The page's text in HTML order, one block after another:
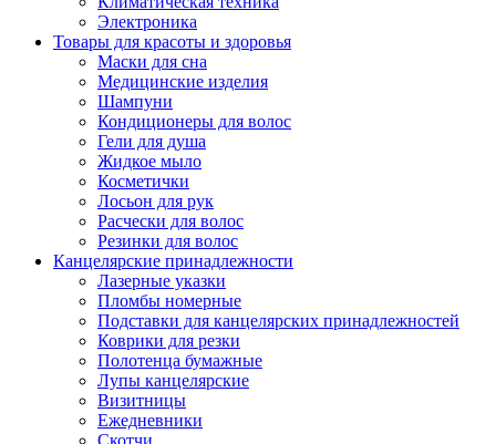
Электроника
Товары для красоты и здоровья
Маски для сна
Медицинские изделия
Шампуни
Кондиционеры для волос
Гели для душа
Жидкое мыло
Косметички
Лосьон для рук
Расчески для волос
Резинки для волос
Канцелярские принадлежности
Лазерные указки
Пломбы номерные
Подставки для канцелярских принадлежностей
Коврики для резки
Полотенца бумажные
Лупы канцелярские
Визитницы
Ежедневники
Скотчи